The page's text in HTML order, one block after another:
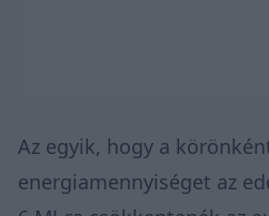
Az egyik, hogy a
energiamennyiséget az